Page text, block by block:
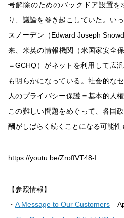
号解除のためのバックドア設置
り、議論を巻き起こしていた。い
スノーデン（Edward Joseph
来、米英の情報機関（米国家安全
＝GCHQ）がネットを利用して広
も明らかになっている。社会的な
人のプライバシー保護＝基本的人
この難しい問題をめぐって、各国
酬がしばらく続くことになる可能性
https://youtu.be/ZroffVT48-I
【参照情報】
・ A Message to Our Customers –